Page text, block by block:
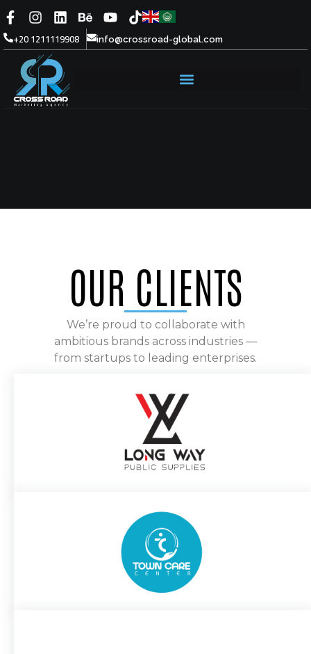
+20 1211119908 info@crossroad-global.com
OUR CLIENTS
We’re proud to collaborate with
ambitious brands across industries —
from startups to leading enterprises.